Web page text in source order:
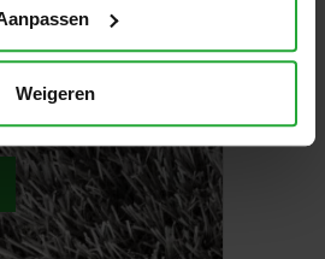
Weigeren
€42,95
Oorspronkelijke
prijs
was:
€32,95 Huidige
prijs
is:
/ m²
aan winkelwagen